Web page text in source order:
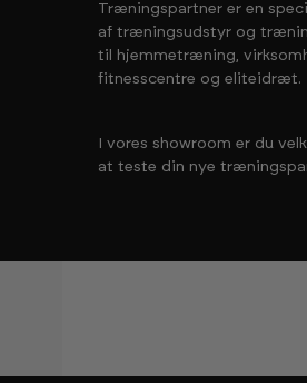
Træningspartner er en
af træningsudstyr og
til hjemmetræning,
fitnesscentre og eliteidræt.
I vores showroom er du
at teste din nye